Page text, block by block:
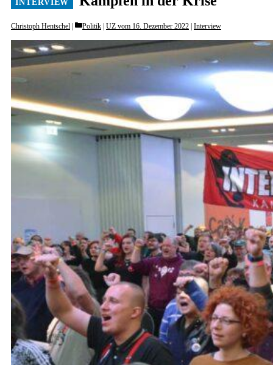
Christoph Hentschel Categories
Politik UZ vom 16. Dezember 2022 Interview